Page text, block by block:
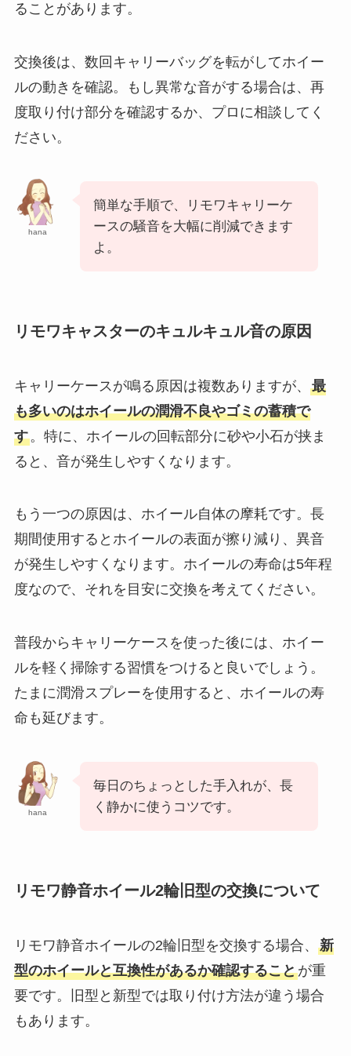
ることがあります。
交換後は、数回キャリーバッグを転がしてホイー
ルの動きを確認。もし異常な音がする場合は、再
度取り付け部分を確認するか、プロに相談してく
ださい。
hana
簡単な手順で、リモワキャリーケ
ースの騒音を大幅に削減できます
よ。
リモワキャスターのキュルキュル音の原因
キャリーケースが鳴る原因は複数ありますが、 最
も多いのはホイールの潤滑不良やゴミの蓄積で
す。特に、ホイールの回転部分に砂や小石が挟ま
ると、音が発生しやすくなります。
もう一つの原因は、ホイール自体の摩耗です。長
期間使用するとホイールの表面が擦り減り、異音
が発生しやすくなります。ホイールの寿命は5年程
度なので、それを目安に交換を考えてください。
普段からキャリーケースを使った後には、ホイー
ルを軽く掃除する習慣をつけると良いでしょう。
たまに潤滑スプレーを使用すると、ホイールの寿
命も延びます。
hana
毎日のちょっとした手入れが、長
く静かに使うコツです。
リモワ静音ホイール2輪旧型の交換について
リモワ静音ホイールの2輪旧型を交換する場合、 新
型のホイールと互換性があるか確認することが重
要です。旧型と新型では取り付け方法が違う場合
もあります。